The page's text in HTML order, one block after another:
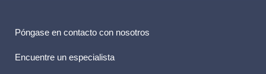
Póngase en contacto con nosotros
Encuentre un especialista